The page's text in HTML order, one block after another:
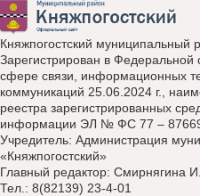
Княжпогостский муниципальный
Зарегистрирован в Федеральной
сфере связи, информационных
коммуникаций 25.06.2024 г.,
реестра зарегистрированных
информации ЭЛ № ФС 77 –
Учредитель: Администрация
«Княжпогостский»
Главный редактор: Смирнягина
Тел.: 8(82139) 23-4-01